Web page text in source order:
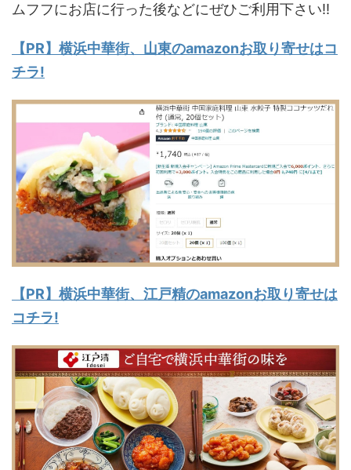
ムフフにお店に行った後などにぜひご利用下さい!!
【PR】横浜中華街、山東のamazonお取り寄せはコ
チラ!
【PR】横浜中華街、江戸精のamazonお取り寄せは
コチラ!